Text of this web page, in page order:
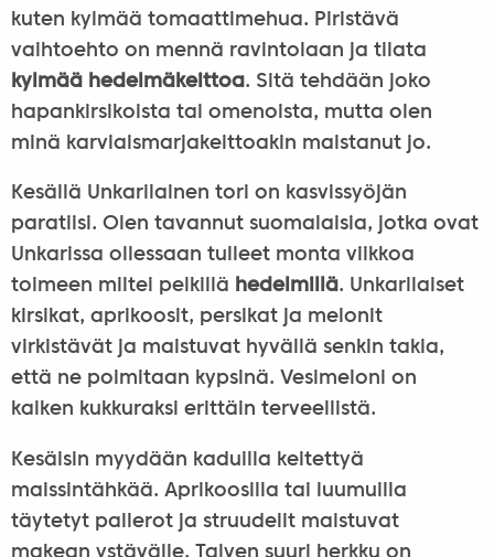
kuten kylmää tomaattimehua. Piristävä
vaihtoehto on mennä ravintolaan ja tilata
kylmää hedelmäkeittoa. Sitä tehdään joko
hapankirsikoista tai omenoista, mutta olen
minä karviaismarjakeittoakin maistanut jo.
Kesällä Unkarilainen tori on kasvissyöjän
paratiisi. Olen tavannut suomalaisia, jotka ovat
Unkarissa ollessaan tulleet monta viikkoa
toimeen miltei pelkillä hedelmillä. Unkarilaiset
kirsikat, aprikoosit, persikat ja melonit
virkistävät ja maistuvat hyvällä senkin takia,
että ne poimitaan kypsinä. Vesimeloni on
kaiken kukkuraksi erittäin terveellistä.
Kesäisin myydään kaduilla keitettyä
maissintähkää. Aprikoosilla tai luumuilla
täytetyt pallerot ja struudelit maistuvat
makean ystävälle. Talven suuri herkku on